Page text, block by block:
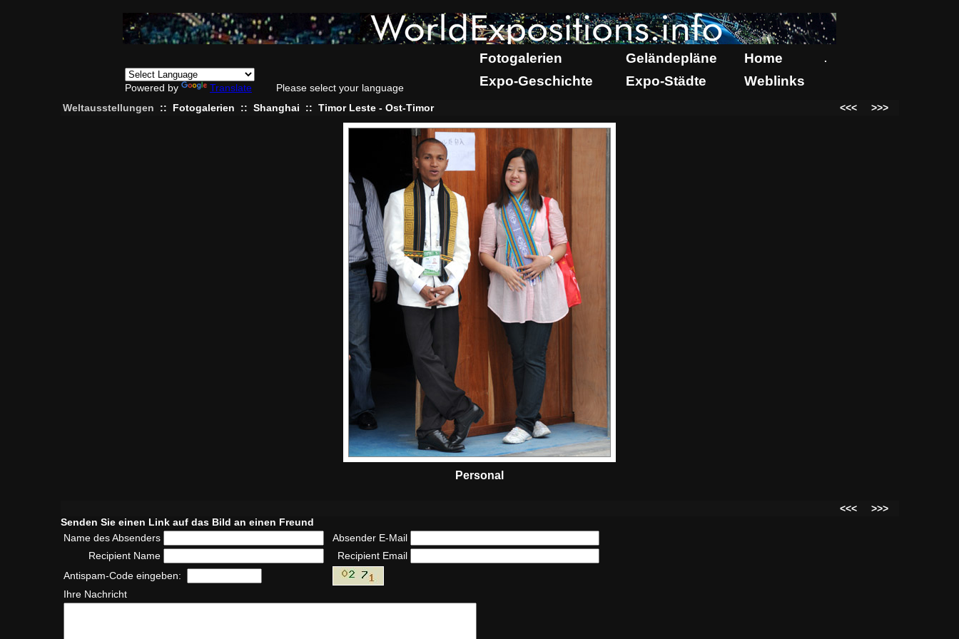
Powered by Translate Please select your language
Fotogalerien Geländepläne Home .
Expo-Geschichte Expo-Städte Weblinks
Weltausstellungen :: Fotogalerien :: Shanghai :: Timor Leste - Ost-Timor <<< >>>
Personal
<<<
>>>
Senden Sie einen Link auf das Bild an einen Freund
Name des Absenders
Absender E-Mail
Recipient Name
Recipient Email
Antispam-Code eingeben:
Ihre Nachricht